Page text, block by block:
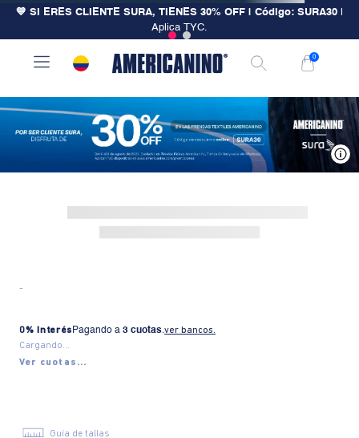
💙 SI ERES CLIENTE SURA, TIENES 30% OFF | Código: SURA30
Aplica TYC.
0
-
0% Interés Pagando a 3 cuotas.ver bancos.
Cargando...
Ver cuotas...
Guía de tallas